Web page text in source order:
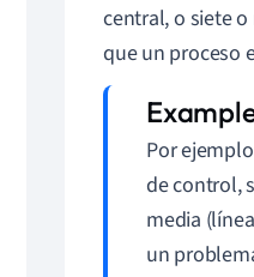
central, o siete
que un proceso
Por
de control,
media
un